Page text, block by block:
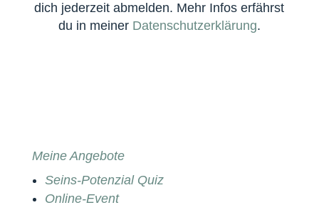
dich jederzeit abmelden. Mehr Infos erfährst
du in meiner Datenschutzerklärung.
Meine Angebote
Seins-Potenzial Quiz
Online-Event